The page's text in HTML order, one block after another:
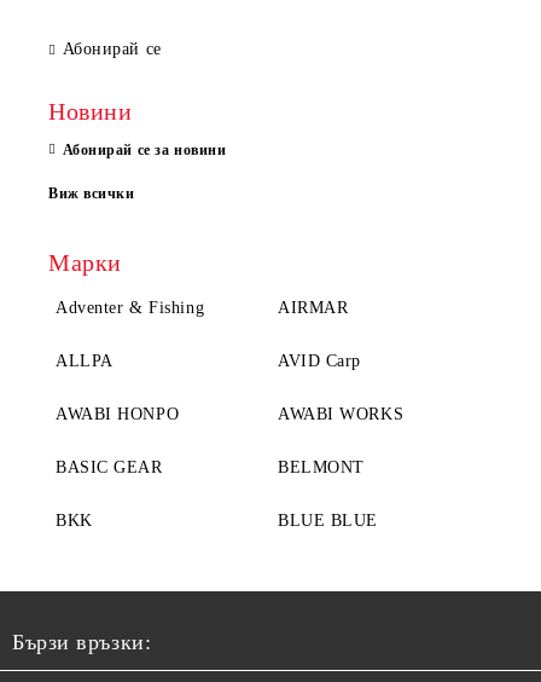
Абонирай се
Новини
Абонирай се за новини
Виж всички
Марки
Adventer & Fishing AIRMAR
ALLPA AVID Carp
AWABI HONPO AWABI WORKS
BASIC GEAR BELMONT
BKK BLUE BLUE
Бързи връзки: